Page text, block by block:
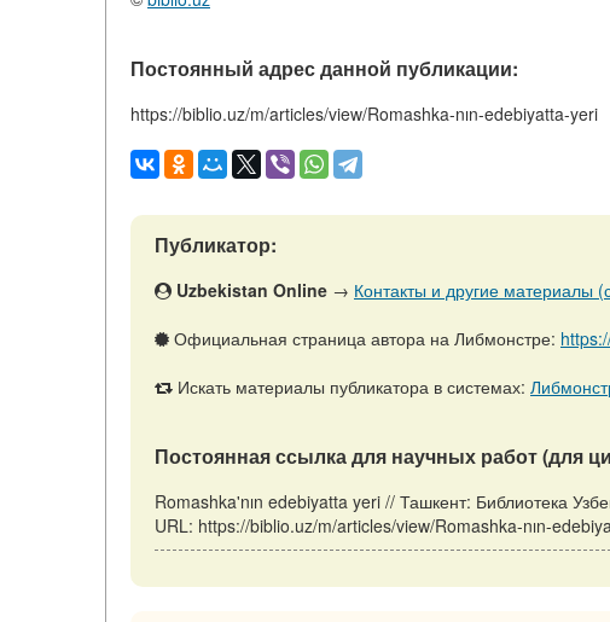
Постоянный адрес данной публикации:
https://biblio.uz/m/articles/view/Romashka-nın-edebiyatta-yeri
Публикатор:
Uzbekistan Online → Контакты и другие материалы
Официальная страница автора на Либмонстре:
Искать материалы публикатора в системах:
Постоянная ссылка для научных работ (для
Romashka'nın edebiyatta yeri // Ташкент: Библиотека
URL: https://biblio.uz/m/articles/view/Romashka-nın-